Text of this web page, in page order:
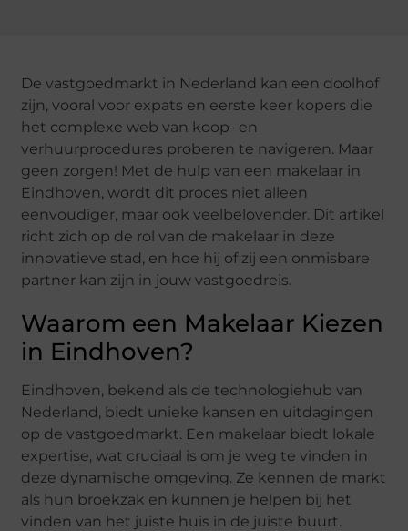
De vastgoedmarkt in Nederland kan een doolhof
zijn, vooral voor expats en eerste keer kopers die
het complexe web van koop- en
verhuurprocedures proberen te navigeren. Maar
geen zorgen! Met de hulp van een makelaar in
Eindhoven, wordt dit proces niet alleen
eenvoudiger, maar ook veelbelovender. Dit artikel
richt zich op de rol van de makelaar in deze
innovatieve stad, en hoe hij of zij een onmisbare
partner kan zijn in jouw vastgoedreis.
Waarom een Makelaar Kiezen
in Eindhoven?
Eindhoven, bekend als de technologiehub van
Nederland, biedt unieke kansen en uitdagingen
op de vastgoedmarkt. Een makelaar biedt lokale
expertise, wat cruciaal is om je weg te vinden in
deze dynamische omgeving. Ze kennen de markt
als hun broekzak en kunnen je helpen bij het
vinden van het juiste huis in de juiste buurt.